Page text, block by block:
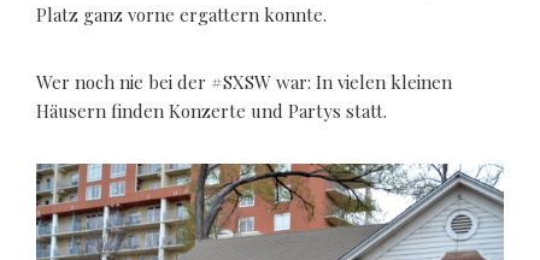
Platz ganz vorne ergattern konnte.
Wer noch nie bei der #SXSW war: In vielen kleinen
Häusern finden Konzerte und Partys statt.